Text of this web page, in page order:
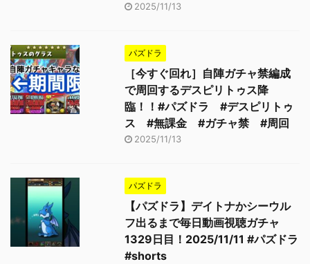
2025/11/13
パズドラ
［今すぐ回れ］自陣ガチャ禁編成
で周回するデスピリトゥス降
臨！！#パズドラ #デスピリトゥ
ス #無課金 #ガチャ禁 #周回
2025/11/13
パズドラ
【パズドラ】デイトナかシーウル
フ出るまで毎日動画視聴ガチャ
1329日目！2025/11/11 #パズドラ
#shorts